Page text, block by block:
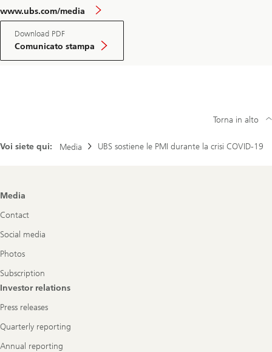
www.ubs.com/media
Download PDF
Comunicato stampa
Voi siete qui: Media UBS sostiene le PMI durante la crisi COVID-19
Torna in alto
Footer
Media
Contact
Social media
Photos
Subscription
Investor relations
Press releases
Quarterly reporting
Annual reporting